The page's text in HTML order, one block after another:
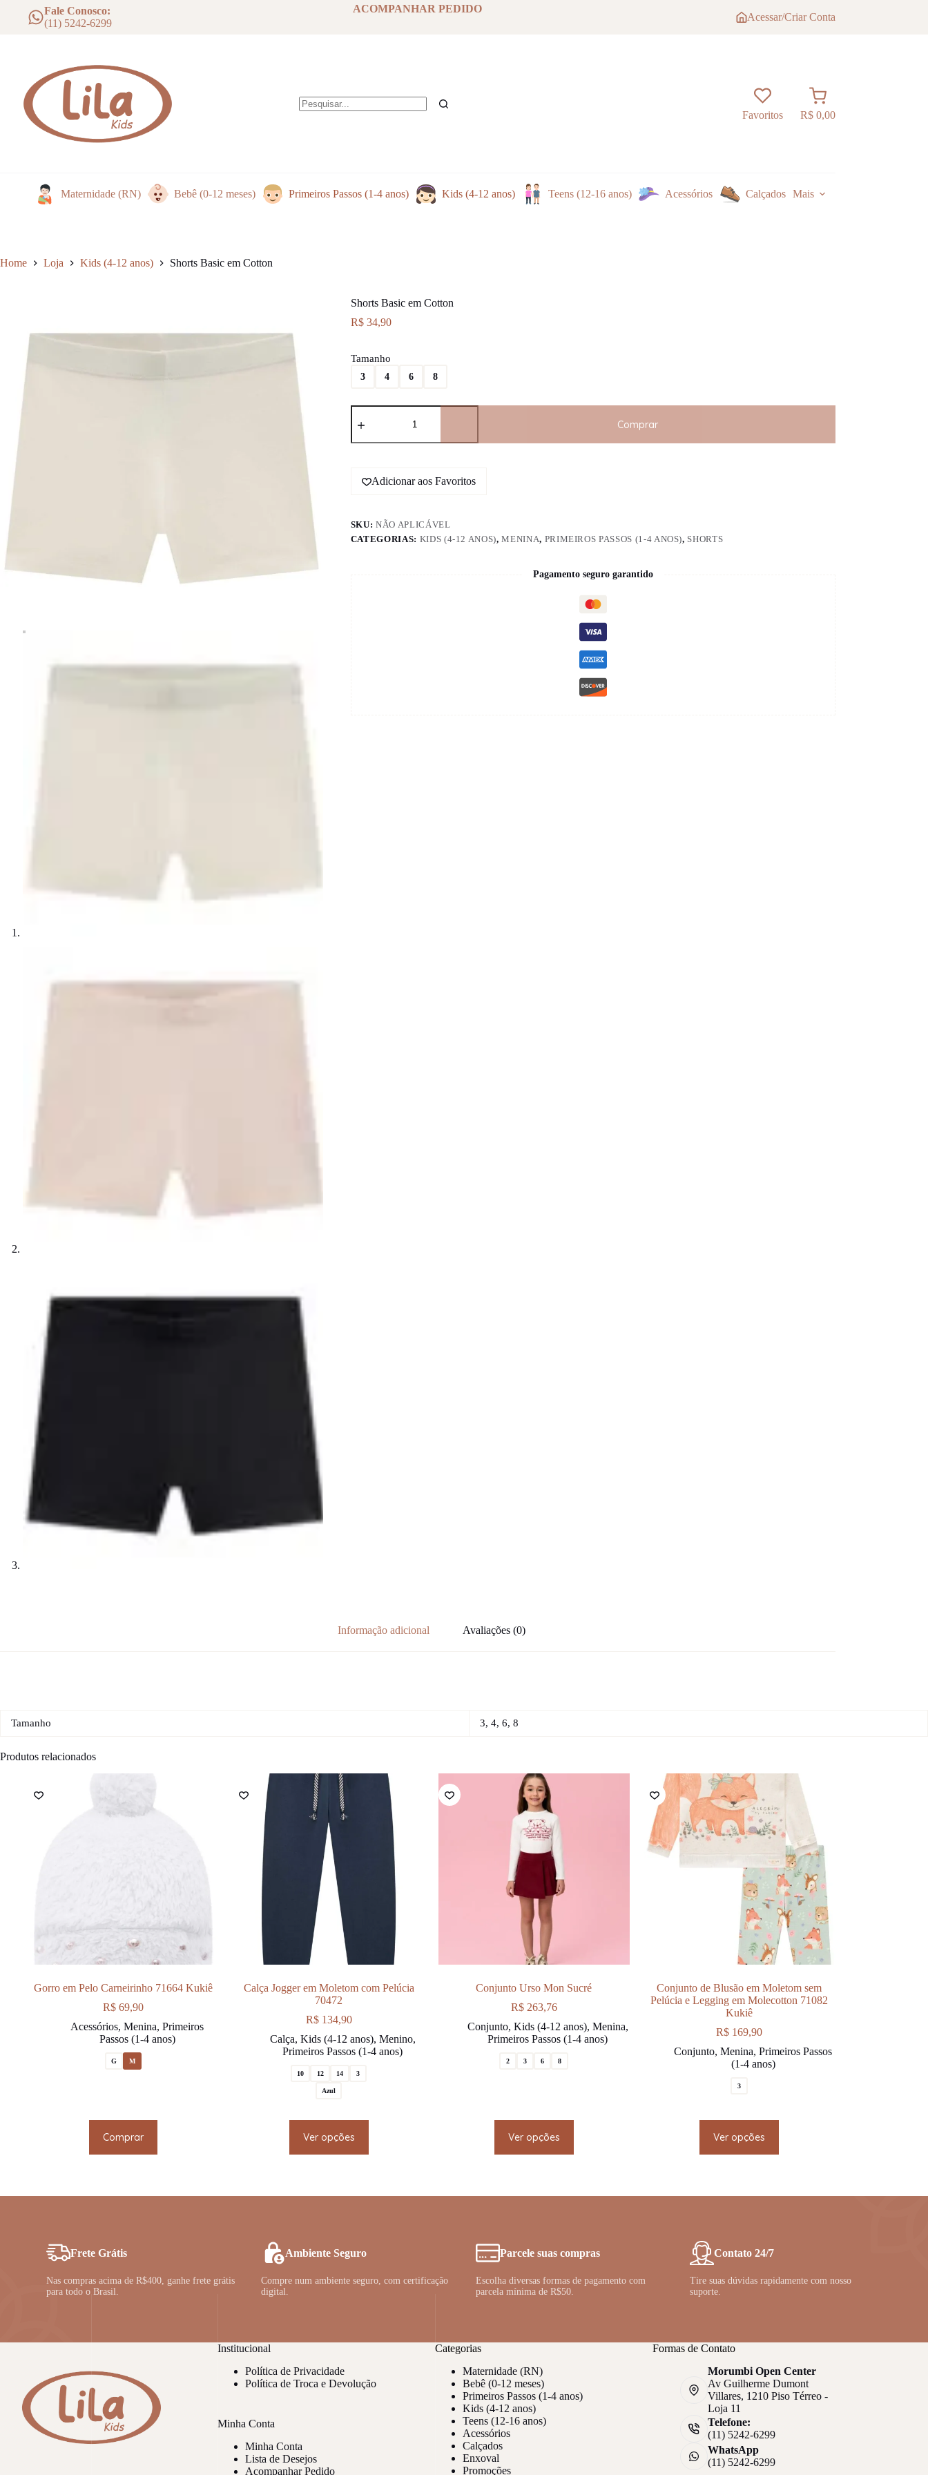
Fale Conosco:
(11) 5242-6299
ACOMPANHAR PEDIDO
Acessar/Criar Conta
Favoritos
Carrinho
R$0,00
Maternidade (RN) Bebê (0-12 meses) Primeiros Passos (1-4 anos) Kids (4-12 anos) Teens (12-16 anos) Acessórios Calçados Mais
Home Loja Kids (4-12 anos) Shorts Basic em Cotton
Shorts Basic em Cotton
R$34,90
Tamanho
3 4 6 8
Shorts
Basic
Cotton
Comprar
Adicionar aos Favoritos
SKU:NÃO APLICÁVEL
CATEGORIAS: KIDS (4-12 ANOS),MENINA, PRIMEIROS PASSOS (1-4 ANOS), SHORTS
Pagamento seguro garantido
Informação adicional Avaliações (0)
Tamanho 3, 4, 6, 8
Produtos relacionados
Gorro em Pelo Carneirinho 71664 Kukiê
R$ 69,90
Acessórios,Menina,Primeiros
Passos (1-4 anos)
G M
Comprar
product
options
on
product
page
Calça Jogger em Moletom com Pelúcia
70472
R$134,90
Calça, Kids (4-12 anos), Menino,
Primeiros Passos (1-4 anos)
10 12 14 3
Azul
Ver opções
product
options
on
product
page
Conjunto Urso Mon Sucré
R$263,76
Conjunto, Kids (4-12 anos), Menina,
Primeiros Passos (1-4 anos)
2 3 6 8
Ver opções
product
options
on
product
page
Conjunto de Blusão em Moletom sem
Pelúcia e Legging em Molecotton 71082
Kukiê
R$ 169,90
Conjunto,Menina,Primeiros Passos
(1-4 anos)
3
Ver opções
product
options
on
product
page
Frete Grátis
Nas compras acima de R$400, ganhe frete grátis
para todo o Brasil.
Ambiente Seguro
Compre num ambiente seguro, com certificação
digital.
Parcele suas compras
Escolha diversas formas de pagamento com
parcela mínima de R$50.
Contato 24/7
Tire suas dúvidas rapidamente com nosso
suporte.
Institucional
Política de Privacidade
Política de Troca e Devolução
Minha Conta
Minha Conta
Lista de Desejos
Acompanhar Pedido
Categorias
Maternidade (RN)
Bebê (0-12 meses)
Primeiros Passos (1-4 anos)
Kids (4-12 anos)
Teens (12-16 anos)
Acessórios
Calçados
Enxoval
Promoções
Formas de Contato
Morumbi Open Center
Av Guilherme Dumont
Villares, 1210 Piso Térreo -
Loja 11
Telefone:
(11) 5242-6299
WhatsApp
(11) 5242-6299